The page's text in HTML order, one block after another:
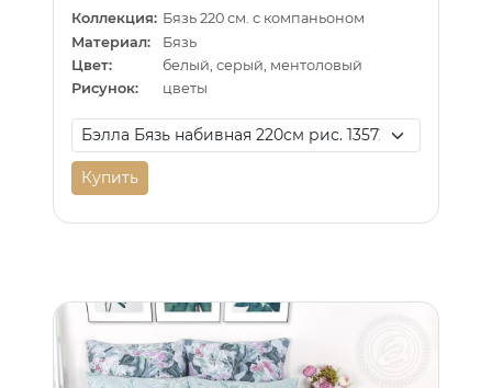
Коллекция: Бязь 220 см. с компаньоном
Материал:
Бязь
Цвет:
белый, серый, ментоловый
Рисунок:
цветы
Купить